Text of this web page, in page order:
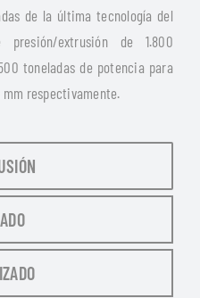
de la última tecnología del
extrusión de 1.800
toneladas de potencia para
mm respectivamente.